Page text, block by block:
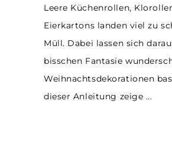
Leere Küchenrollen,
Eierkartons landen viel zu
Müll. Dabei lassen sich
bisschen Fantasie
Weihnachtsdekorationen
dieser Anleitung zeige